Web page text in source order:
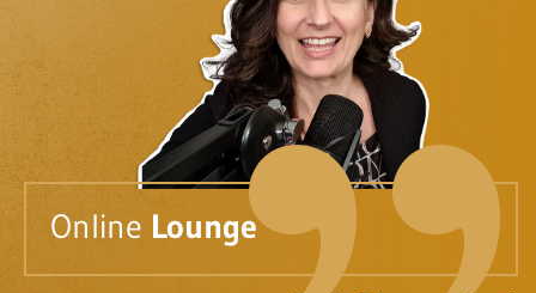
Online Lounge